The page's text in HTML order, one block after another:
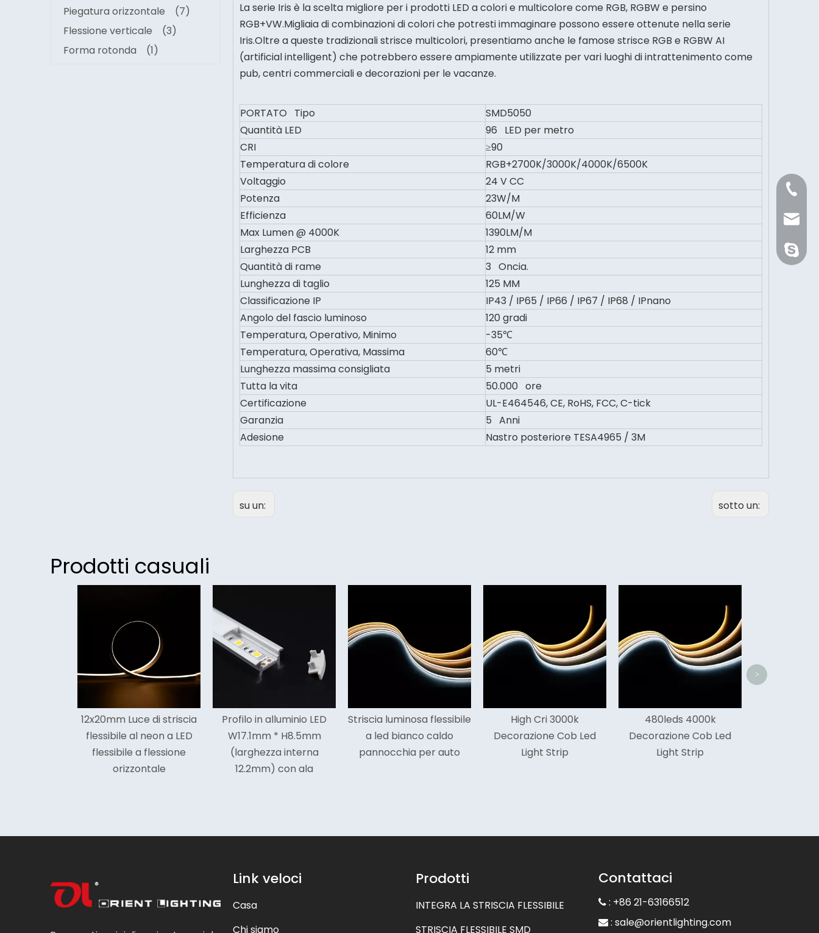
Piegatura orizzontale
(7)
Flessione verticale
(3)
Forma rotonda
(1)
La serie Iris è la scelta migliore per i prodotti LED a colori e multicolore come RGB, RGBW e persino
RGB+VW.Migliaia di combinazioni di colori che potresti immaginare possono essere ottenute nella serie
Iris.Oltre a queste tradizionali strisce multicolori, presentiamo anche le famose strisce RGB e RGBW AI
(artificial intelligent) che potrebbero essere ampiamente utilizzate per vari luoghi di intrattenimento come
pub, centri commerciali e decorazioni per le vacanze.
PORTATO Tipo
SMD5050
Quantità LED
96 LED per metro
CRI
≥90
Temperatura di colore
RGB+2700K/3000K/4000K/6500K
Voltaggio
24 V CC
Potenza
23W/M
Efficienza
60LM/W
Max Lumen @ 4000K
1390LM/M
Larghezza PCB
12 mm
Quantità di rame
3 Oncia.
Lunghezza di taglio
125 MM
Classificazione IP
IP43 / IP65 / IP66 / IP67 / IP68 / IPnano
Angolo del fascio luminoso
120 gradi
Temperatura, Operativo, Minimo
-35℃
Temperatura, Operativa, Massima
60℃
Lunghezza massima consigliata
5 metri
Tutta la vita
50.000 ore
Certificazione
UL-E464546, CE, RoHS, FCC, C-tick
Garanzia
5 Anni
Adesione
Nastro posteriore TESA4965 / 3M
su un: sotto un:
Prodotti casuali
Profilo in alluminio LED
W17.1mm * H8.5mm
(larghezza interna
12.2mm) con ala
Striscia luminosa flessibile
a led bianco caldo
pannocchia per auto
High Cri 3000k
Decorazione Cob Led
Light Strip
480leds 4000k
Decorazione Cob Led
Light Strip
Light Strip 5 anni di
garanzia
>
Link veloci
Casa
Chi siamo
Prodotti
INTEGRA LA STRISCIA FLESSIBILE
STRISCIA FLESSIBILE SMD
Contattaci
 : +86 21-63166512
 : sale@orientlighting.com
+86 21